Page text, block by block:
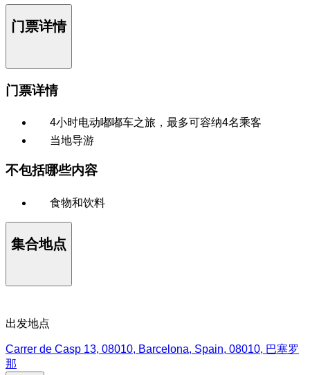
门票详情
门票详情
4小时电动嘟嘟车之旅，最多可容纳4名乘客
当地导游
不包括哪些内容
食物和饮料
集合地点
出发地点
Carrer de Casp 13, 08010, Barcelona, Spain, 08010, 巴塞罗
那